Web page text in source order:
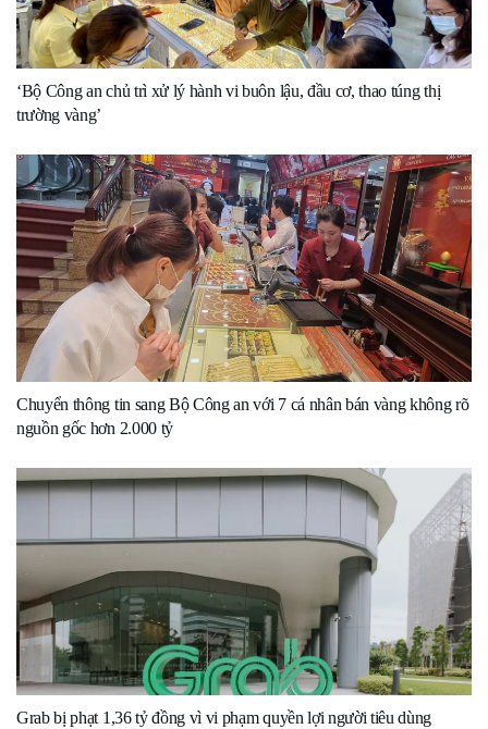
‘Bộ Công an chủ trì xử lý hành vi buôn lậu, đầu cơ, thao túng thị
trường vàng’
Chuyển thông tin sang Bộ Công an với 7 cá nhân bán vàng không rõ
nguồn gốc hơn 2.000 tỷ
Grab bị phạt 1,36 tỷ đồng vì vi phạm quyền lợi người tiêu dùng